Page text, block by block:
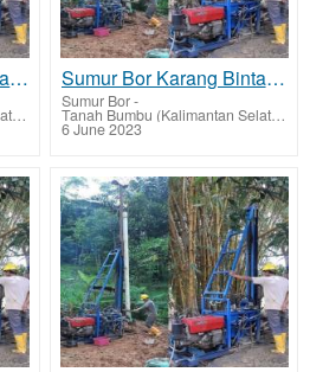
Sumur Bor Kuranji Terbaik Tarif Harga Murah
Tanah Bumbu (Kalimantan Selatan)
Sumur Bor Karang Bintang Terbaik Tarif Harga Murah
Sumur Bor-
Tanah Bumbu (Kalimantan Selatan)
6 June 2023